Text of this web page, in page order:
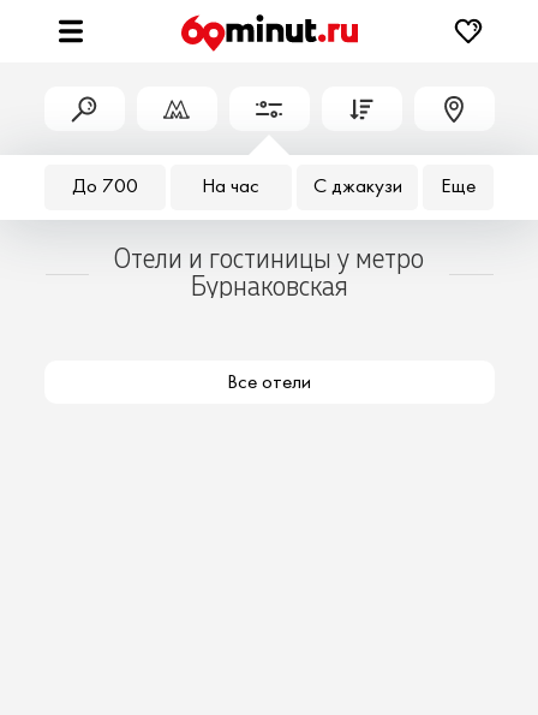
До 700 На час С джакузи Еще
Отели и гостиницы у метро
Бурнаковская
Все отели